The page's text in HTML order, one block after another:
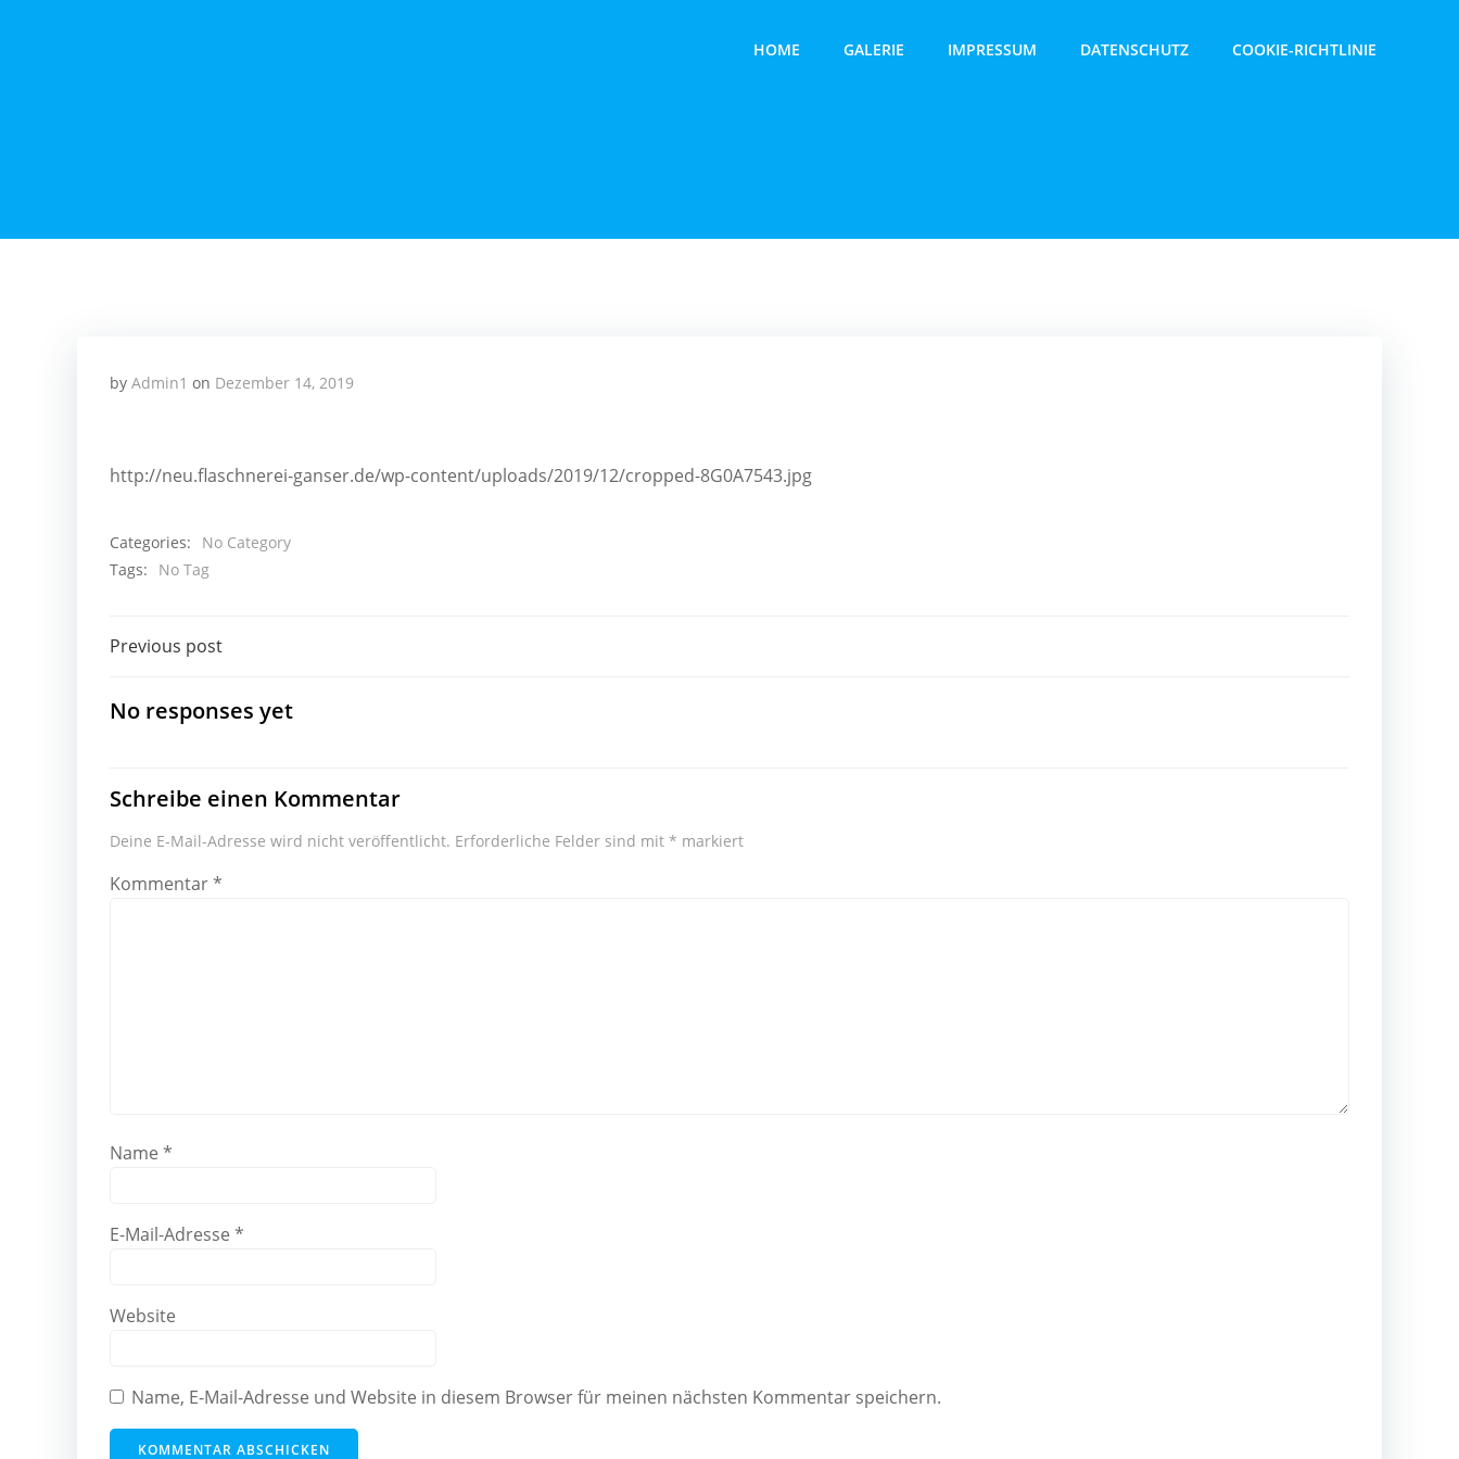
HOME GALERIE IMPRESSUM DATENSCHUTZ COOKIE-RICHTLINIE
by Admin1 on Dezember 14, 2019
http://neu.flaschnerei-ganser.de/wp-content/uploads/2019/12/cropped-8G0A7543.jpg
Categories:
No Category
Tags:
No Tag
Beitragsnavigation
Previous post
No responses yet
Schreibe einen Kommentar
Deine E-Mail-Adresse wird nicht veröffentlicht. Erforderliche Felder sind mit * markiert
Kommentar*
Name *
E-Mail-Adresse *
Website
Name, E-Mail-Adresse und Website in diesem Browser für meinen nächsten Kommentar speichern.